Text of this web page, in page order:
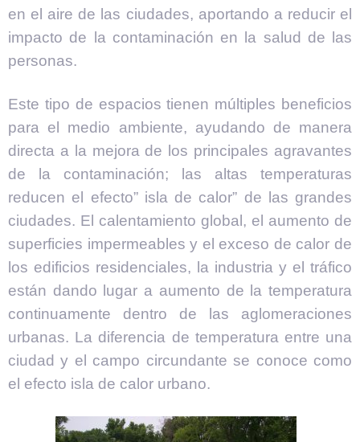
en el aire de las ciudades, aportando a reducir el
impacto de la contaminación en la salud de las
personas.
Este tipo de espacios tienen múltiples beneficios
para el medio ambiente, ayudando de manera
directa a la mejora de los principales agravantes
de la contaminación; las altas temperaturas
reducen el efecto” isla de calor” de las grandes
ciudades. El calentamiento global, el aumento de
superficies impermeables y el exceso de calor de
los edificios residenciales, la industria y el tráfico
están dando lugar a aumento de la temperatura
continuamente dentro de las aglomeraciones
urbanas. La diferencia de temperatura entre una
ciudad y el campo circundante se conoce como
el efecto isla de calor urbano.